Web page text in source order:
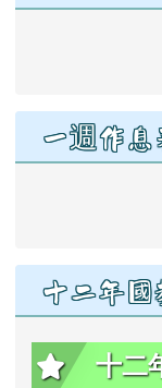
一週作息
十二年國
十二